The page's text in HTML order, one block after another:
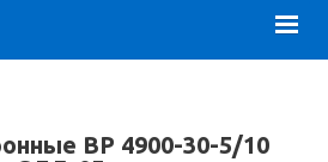
ВР 4900-30-5/10